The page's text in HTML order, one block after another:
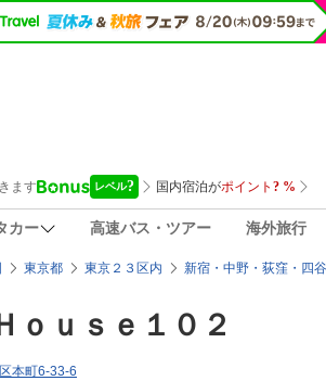
カー 高速バス・ツアー 海外旅行
東京都 東京２３区内 新宿・中野・荻窪・四谷
ｕｓｅ１０２
本町6-33-6